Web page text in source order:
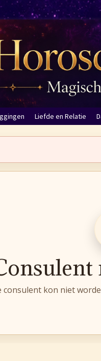
Liefde en Relatie
consulent kon niet